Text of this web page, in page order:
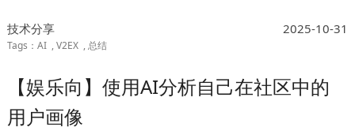
技术分享
AI V2EX 总结
2025-10-31
【娱乐向】使用AI分析自己在社区中的
用户画像